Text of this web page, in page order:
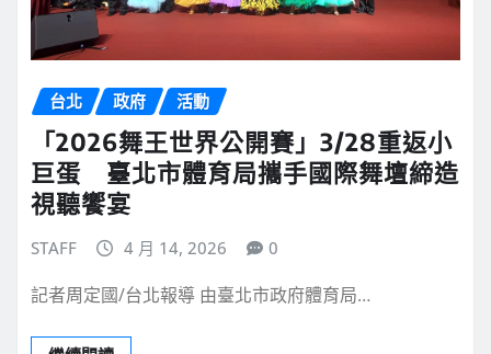
台北 政府 活動
「2026舞王世界公開賽」3/28重返小
巨蛋 臺北市體育局攜手國際舞壇締造
視聽饗宴
STAFF 4 月 14, 2026 0
記者周定國/台北報導 由臺北市政府體育局…